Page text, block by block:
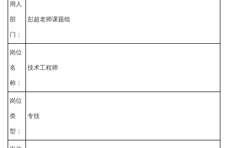
用人
部
门：
彭超老师课题组
岗位
名
称：
技术工程师
岗位
类
型：
专技